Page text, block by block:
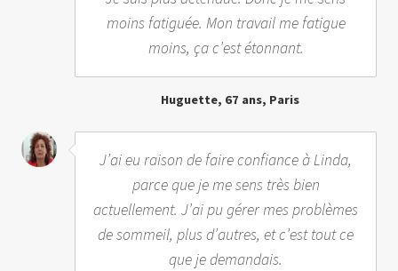
moins fatiguée. Mon travail me fatigue
moins, ça c’est étonnant.
Huguette, 67 ans, Paris
J’ai eu raison de faire confiance à Linda,
parce que je me sens très bien
actuellement. J’ai pu gérer mes problèmes
de sommeil, plus d’autres, et c’est tout ce
que je demandais.